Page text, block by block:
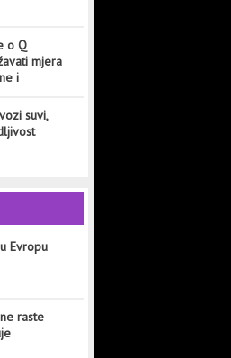
o Q
mjera
i
suvi,
Evropu
raste